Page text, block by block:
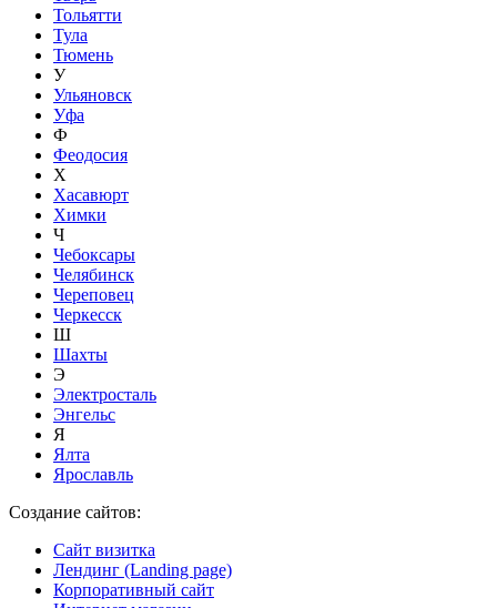
Тольятти
Тула
Тюмень
У
Ульяновск
Уфа
Ф
Феодосия
Х
Хасавюрт
Химки
Ч
Чебоксары
Челябинск
Череповец
Черкесск
Ш
Шахты
Э
Электросталь
Энгельс
Я
Ялта
Ярославль
Создание сайтов:
Сайт визитка
Лендинг (Landing page)
Корпоративный сайт